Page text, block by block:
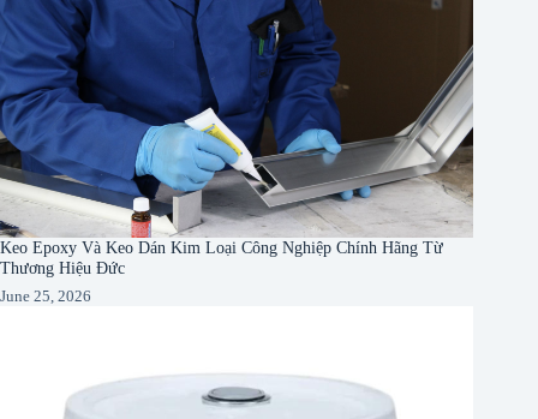
Keo Epoxy Và Keo Dán Kim Loại Công Nghiệp Chính Hãng Từ
Thương Hiệu Đức
June 25, 2026